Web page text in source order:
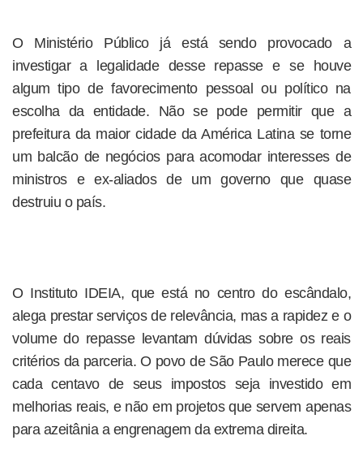
O Ministério Público já está sendo provocado a
investigar a legalidade desse repasse e se houve
algum tipo de favorecimento pessoal ou político na
escolha da entidade. Não se pode permitir que a
prefeitura da maior cidade da América Latina se torne
um balcão de negócios para acomodar interesses de
ministros e ex-aliados de um governo que quase
destruiu o país.
O Instituto IDEIA, que está no centro do escândalo,
alega prestar serviços de relevância, mas a rapidez e o
volume do repasse levantam dúvidas sobre os reais
critérios da parceria. O povo de São Paulo merece que
cada centavo de seus impostos seja investido em
melhorias reais, e não em projetos que servem apenas
para azeitânia a engrenagem da extrema direita.